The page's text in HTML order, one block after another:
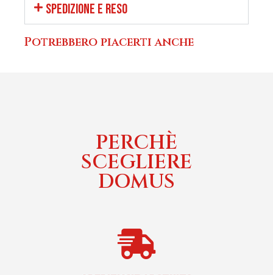
SPEDIZIONE E RESO
Potrebbero piacerti anche
PERCHÈ
SCEGLIERE
DOMUS